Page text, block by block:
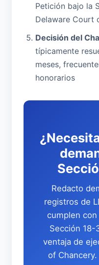
Petición bajo la
Delaware Court
Decisión del
típicamente
meses,
honorarios
Redacto
registros de
cumplen
Sección 18-
ventaja de
of